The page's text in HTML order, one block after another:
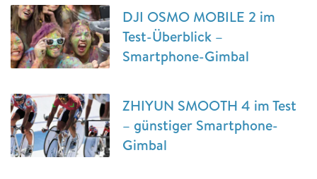
DJI OSMO MOBILE 2 im
Test-Überblick –
Smartphone-Gimbal
ZHIYUN SMOOTH 4 im Test
– günstiger Smartphone-
Gimbal